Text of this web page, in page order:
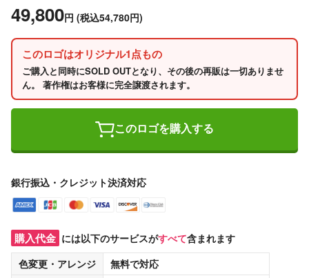
49,800円 (税込54,780円)
このロゴはオリジナル1点もの
ご購入と同時にSOLD OUTとなり、その後の再販は一切ありませ
ん。 著作権はお客様に完全譲渡されます。
このロゴを購入する
銀行振込・クレジット決済対応
購入代金 には以下のサービスがすべて含まれます
色変更・アレンジ
無料で対応